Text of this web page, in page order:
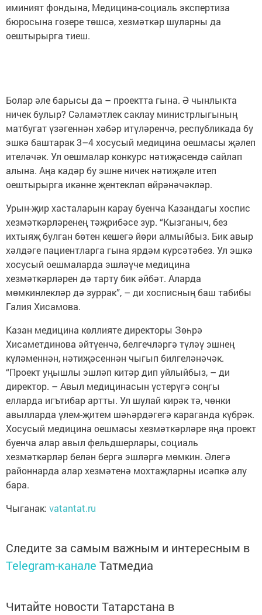
иминият фондына, Медицина-социаль экспертиза
бюросына гозере төшсә, хезмәткәр шуларны да
оештырырга тиеш.
Болар әле барысы да – проектта гына. Ә чынлыкта
ничек булыр? Сәламәтлек саклау министрлыгының
матбугат үзәгеннән хәбәр итүләренчә, республикада бу
эшкә баштарак 3–4 хосусый медицина оешмасы җәлеп
ителәчәк. Ул оешмалар конкурс нәтиҗәсендә сайлап
алына. Аңа кадәр бу эшне ничек нәтиҗәле итеп
оештырырга икәнне җентекләп өйрәнәчәкләр.
Урын-җир хасталарын карау буенча Казандагы хоспис
хезмәткәрләренең тәҗрибәсе зур. “Кызганыч, без
ихтыяҗ булган бөтен кешегә йөри алмыйбыз. Бик авыр
хәлдәге пациентларга гына ярдәм күрсәтәбез. Ул эшкә
хосусый оешмаларда эшләүче медицина
хезмәткәрләрен дә тарту бик әйбәт. Аларда
мөмкинлекләр дә зуррак”, – ди хосписның баш табибы
Галия Хисамова.
Казан медицина көллияте директоры Зөһрә
Хисаметдинова әйтүенчә, белгечләргә түләү эшнең
күләменнән, нәтиҗәсеннән чыгып билгеләнәчәк.
“Проект уңышлы эшләп китәр дип уйлыйбыз, – ди
директор. – Авыл медицинасын үстерүгә соңгы
елларда игътибар артты. Ул шулай кирәк тә, чөнки
авылларда үлем-җитем шәһәрдәгегә караганда күбрәк.
Хосусый медицина оешмасы хезмәткәрләре яңа проект
буенча алар авыл фельдшерлары, социаль
хезмәткәрләр белән бергә эшләргә мөмкин. Әлегә
районнарда алар хезмәтенә мохтаҗларны исәпкә алу
бара.
Чыганак: vatantat.ru
Следите за самым важным и интересным в
Telegram-канале Татмедиа
Читайте новости Татарстана в